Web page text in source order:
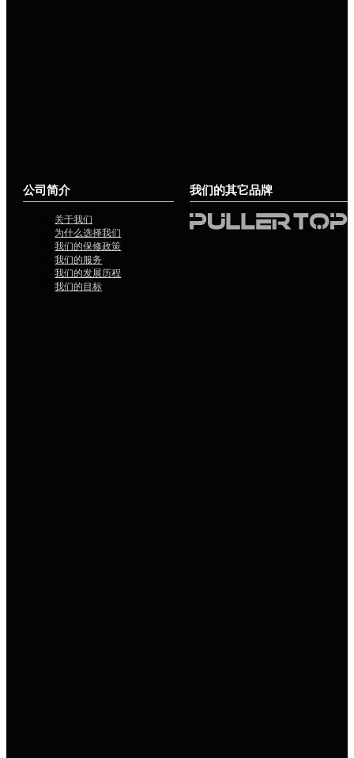
公司简介
关于我们
为什么选择我们
我们的保修政策
我们的服务
我们的发展历程
我们的目标
我们的其它品牌